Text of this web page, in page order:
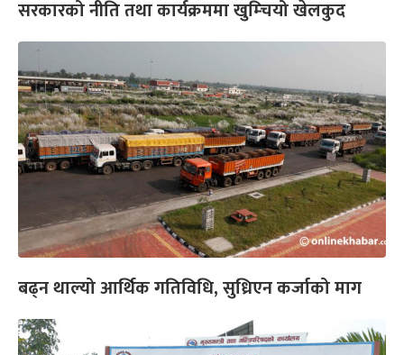
सरकारको नीति तथा कार्यक्रममा खुम्चियो खेलकुद
बढ्न थाल्यो आर्थिक गतिविधि, सुध्रिएन कर्जाको माग